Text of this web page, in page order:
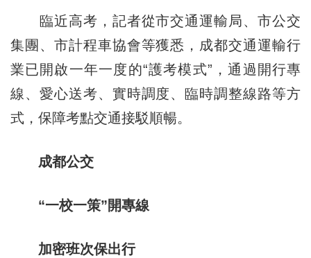
臨近高考，記者從市交通運輸局、市公交
集團、市計程車協會等獲悉，成都交通運輸行
業已開啟一年一度的“護考模式”，通過開行專
線、愛心送考、實時調度、臨時調整線路等方
式，保障考點交通接駁順暢。
成都公交
“一校一策”開專線
加密班次保出行